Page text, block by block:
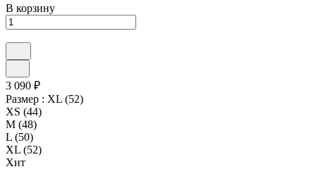
В корзину
3 090 ₽
Размер : XL (52)
XS (44)
M (48)
L (50)
XL (52)
Хит